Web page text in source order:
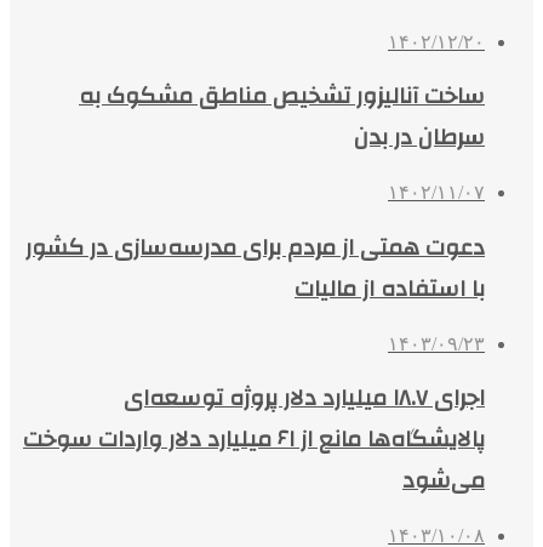
۱۴۰۲/۱۲/۲۰
ساخت آنالیزور تشخیص مناطق مشکوک به
سرطان در بدن
۱۴۰۲/۱۱/۰۷
دعوت همتی از مردم برای مدرسه‌سازی در کشور
با استفاده از مالیات
۱۴۰۳/۰۹/۲۳
اجرای ۱۸.۷ میلیارد دلار پروژه توسعه‌ای
پالایشگاه‌ها مانع از ۶۱ میلیارد دلار واردات سوخت
می‌شود
۱۴۰۳/۱۰/۰۸